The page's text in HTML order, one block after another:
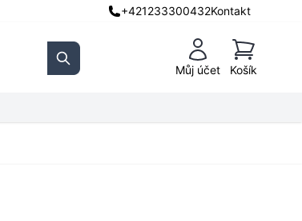
+421233300432Kontakt
Search Můj účet
Košík
Košík